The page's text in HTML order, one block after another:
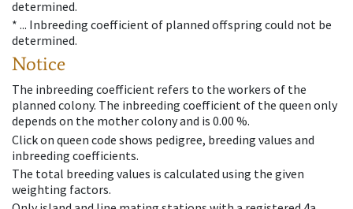
determined.
* ... Inbreeding coefficient of planned offspring could not be
determined.
Notice
The inbreeding coefficient refers to the workers of the
planned colony. The inbreeding coefficient of the queen only
depends on the mother colony and is 0.00 %.
Click on queen code shows pedigree, breeding values and
inbreeding coefficients.
The total breeding values is calculated using the given
weighting factors.